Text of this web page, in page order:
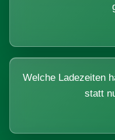
Welche Ladezeiten
statt